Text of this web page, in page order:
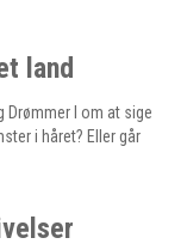
land
Drømmer I om at sige
i håret? Eller går